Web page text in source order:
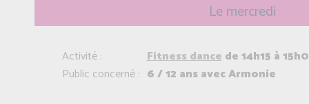
Le mercredi
Activité : Fitness dance de 14h15 à
Public concerné : 6 / 12 ans avec Armonie